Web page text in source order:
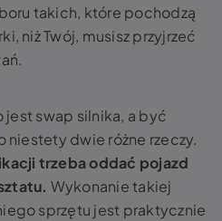
takich, które pochodzą
niż Twój, musisz przyjrzeć
swap silnika, a być
niestety dwie różne rzeczy.
trzeba oddać pojazd
Wykonanie takiej
sprzętu jest praktycznie